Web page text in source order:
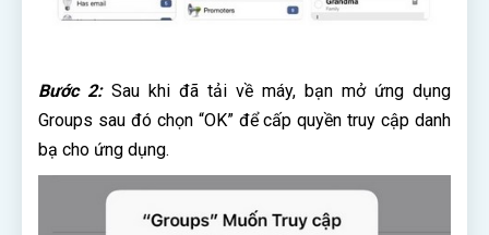
Bước 2:Sau khi đã tải về máy, bạn mở ứng dụng
Groups sau đó chọn “OK” để cấp quyền truy cập danh
bạ cho ứng dụng.